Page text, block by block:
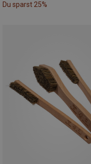
Du sparst 25%